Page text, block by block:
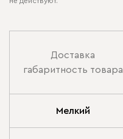
Доставка
габаритность товара
Мелкий